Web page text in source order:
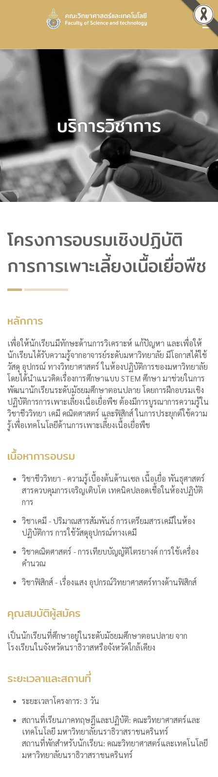
บริการวิชาการ
โครงการอบรมเชิงปฏิบัติ
การการเพาะเลี้ยงเนื้อเยื่อพืช
หลักการ
เพื่อให้นักเรียนมีทักษะด้านการวิเคราะห์ แก้ปัญหา และเพื่อให้
นักเรียนได้รับความรู้จากอาจารย์ระดับมหาวิทยาลัย มีโอกาสได้ใช้
วัสดุ อุปกรณ์ ทางวิทยาศาสตร์ ในห้องปฏิบัติการของมหาวิทยาลัย
โดยได้นำแนวคิดเรื่องการศึกษาแบบ STEM ศึกษา มาช่วยในการ
พัฒนานักเรียนระดับมัธยมศึกษาตอนปลาย โดยการฝึกอบรมเชิง
ปฏิบัติการการเพาะเลี้ยงเนื่อเยื่อพืช ต้องมีการบูรณาการความรู้ใน
วิชาชีววิทยา เคมี คณิตศาสตร์ และฟิสิกส์ ในการประยุกต์ใช้ความ
รู้เพื่อเทคโนโลยีด้านการเพาะเลี้ยงเนื้อเยื่อพืช
เนื้อหาการอบรม
วิชาชีววิทยา - ความรู้เบื้องต้นด้านเซล เนื้อเยื่อ พันธุศาสตร์
สารควบคุมการเจริญเติบโต เทคนิคปลอดเชื้อในห้องปฏิบัติ
การ
วิชาเคมี - ปริมาณสารสัมพันธ์ การเตรียมสารเคมีในห้อง
ปฏิบัติการ การใช้วัสดุอุปกรณ์ทางเคมี
วิชาคณิตศาสตร์ - การเทียบบัญญัติไตรยางค์ การใช้เครื่อง
คำนวณ
วิชาฟิสิกส์ - เรื่องแสง อุปกรณ์วิทยาศาสตร์ทางด้านฟิสิกส์
คุณสมบัติผู้สมัคร
เป็นนักเรียนที่ศึกษาอยู่ในระดับมัธยมศึกษาตอนปลาย จาก
โรงเรียนในจังหวัดนราธิวาสหรือจังหวัดใกล้เคียง
ระยะเวลาและสถานที่
ระยะเวลาโครงการ: 3 วัน
สถานที่เรียนภาคทฤษฎีและปฏิบัติ: คณะวิทยาศาสตร์และ
เทคโนโลยี มหาวิทยาลัยนราธิวาสราชนครินทร์
สถานที่พักสำหรับนักเรียน: คณะวิทยาศาสตร์และเทคโนโลยี
มหาวิทยาลัยนราธิวาสราชนครินทร์